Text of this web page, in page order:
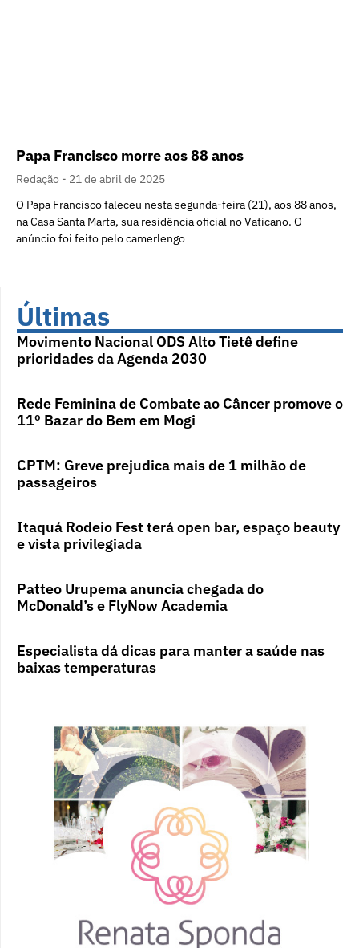
Papa Francisco morre aos 88 anos
Redação
21 de abril de 2025
O Papa Francisco faleceu nesta segunda-feira (21), aos 88 anos,
na Casa Santa Marta, sua residência oficial no Vaticano. O
anúncio foi feito pelo camerlengo
Últimas
Movimento Nacional ODS Alto Tietê define
prioridades da Agenda 2030
Rede Feminina de Combate ao Câncer promove o
11º Bazar do Bem em Mogi
CPTM: Greve prejudica mais de 1 milhão de
passageiros
Itaquá Rodeio Fest terá open bar, espaço beauty
e vista privilegiada
Patteo Urupema anuncia chegada do
McDonald’s e FlyNow Academia
Especialista dá dicas para manter a saúde nas
baixas temperaturas